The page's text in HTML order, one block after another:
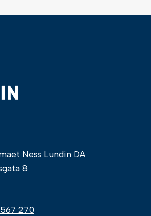
Ness Lundin DA
8
270